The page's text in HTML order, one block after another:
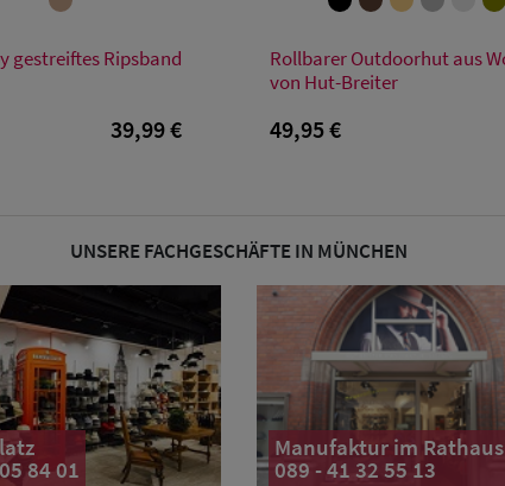
gestreiftes Ripsband
39,99 €
54 55 56 57
Rollbarer Outdoorhut aus
von Hut-Breiter
49,95 €
UNSERE FACHGESCHÄFTE IN MÜNCHEN
84 01
Manufaktur im Rathaus
089 - 41 32 55 13